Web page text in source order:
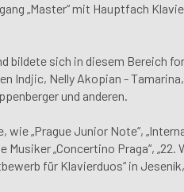
„Master“ mit Hauptfach
bildete sich in diesem Bereich
Indjic, Nelly Akopian -
und anderen.
„Prague Junior Note“,
„Concertino Praga“,
für Klavierduos“ in